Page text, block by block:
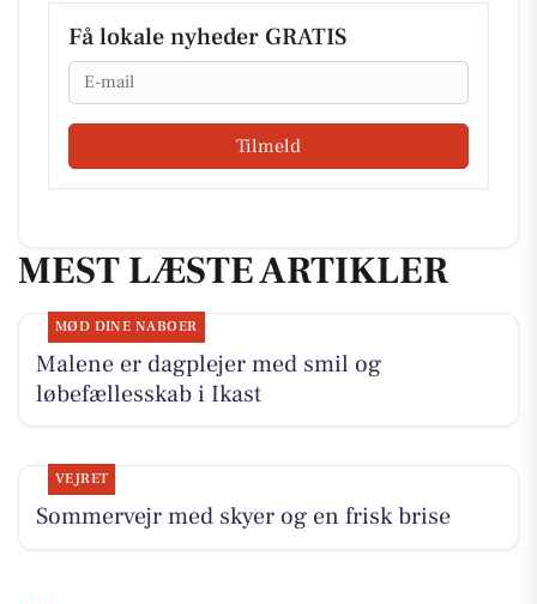
Få lokale nyheder GRATIS
Email
Tilmeld
MEST LÆSTE ARTIKLER
MØD DINE NABOER
Malene er dagplejer med smil og
løbefællesskab i Ikast
VEJRET
Sommervejr med skyer og en frisk brise